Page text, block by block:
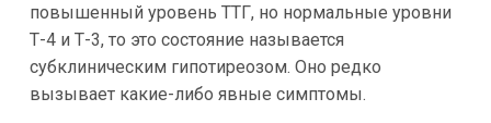
повышенный уровень ТТГ, но нормальные уровни
Т-4 и Т-3, то это состояние называется
субклиническим гипотиреозом. Оно редко
вызывает какие-либо явные симптомы.